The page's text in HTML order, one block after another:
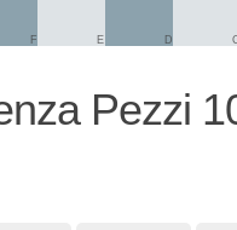
D
E
F
Pezzi